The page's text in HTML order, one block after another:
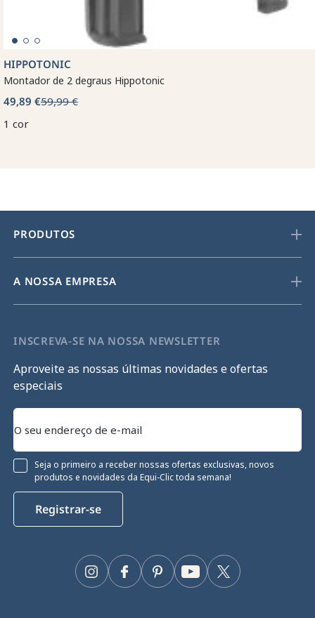
HIPPOTONIC
Montador de 2 degraus Hippotonic
49,89 €59,99 €
1 cor
PRODUTOS
A NOSSA EMPRESA
INSCREVA-SE NA NOSSA NEWSLETTER
Aproveite as nossas últimas novidades e ofertas
especiais
Seja o primeiro a receber nossas ofertas exclusivas, novos
produtos e novidades da Equi-Clic toda semana!
Registrar-se
Facebook Twitter
YouTube
Pinterest
Instagram